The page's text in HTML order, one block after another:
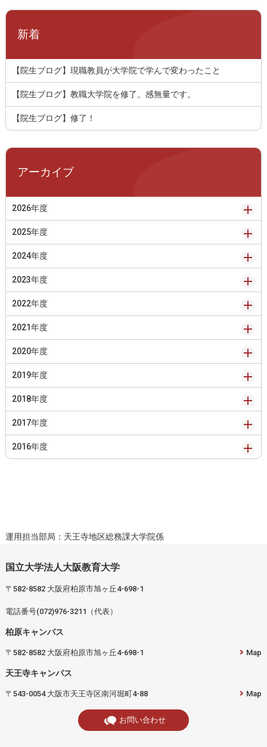
新着
【院生ブログ】現職教員が大学院で学んで変わったこと
【院生ブログ】教職大学院を修了。感無量です。
【院生ブログ】修了！
アーカイブ
2026年度
2025年度
2024年度
2023年度
2022年度
2021年度
2020年度
2019年度
2018年度
2017年度
2016年度
運用担当部局：天王寺地区総務課大学院係
国立大学法人大阪教育大学
〒582-8582 大阪府柏原市旭ヶ丘4-698-1
電話番号(072)976-3211（代表）
柏原キャンパス
〒582-8582 大阪府柏原市旭ヶ丘4-698-1 Map
天王寺キャンパス
〒543-0054 大阪市天王寺区南河堀町4-88 Map
お問い合わせ